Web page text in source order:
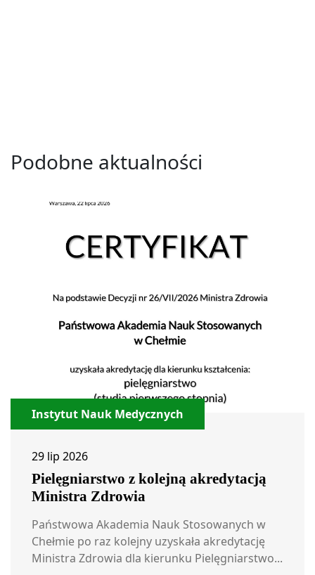
Podobne aktualności
Instytut Nauk Medycznych
29 lip 2026
Pielęgniarstwo z kolejną akredytacją
Ministra Zdrowia
Państwowa Akademia Nauk Stosowanych w
Chełmie po raz kolejny uzyskała akredytację
Ministra Zdrowia dla kierunku Pielęgniarstwo...